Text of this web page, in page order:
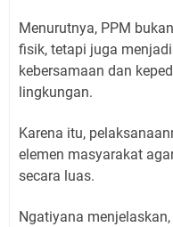
Menurutnya, PPM
fisik, tetapi juga
kebersamaan dan
lingkungan.
Karena itu,
elemen masyarakat
secara luas.
Ngatiyana